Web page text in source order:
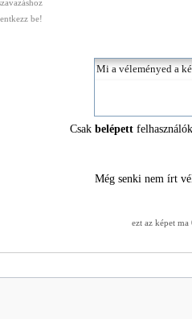
be!
Csakbelépett
Még senki nem írt
ezt az képet ma